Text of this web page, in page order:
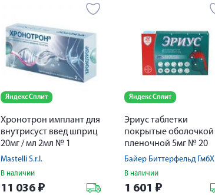
Яндекс Сплит
Хронотрон имплант для
внутрисуст введ шприц
20мг / мл 2мл № 1
Mastelli S.r.l.
В наличии
11 036 ₽
Яндекс Сплит
Эриус таблетки
покрытые оболочкой
пленочной 5мг № 20
Байер Биттерфельд ГмбХ
В наличии
1 601 ₽